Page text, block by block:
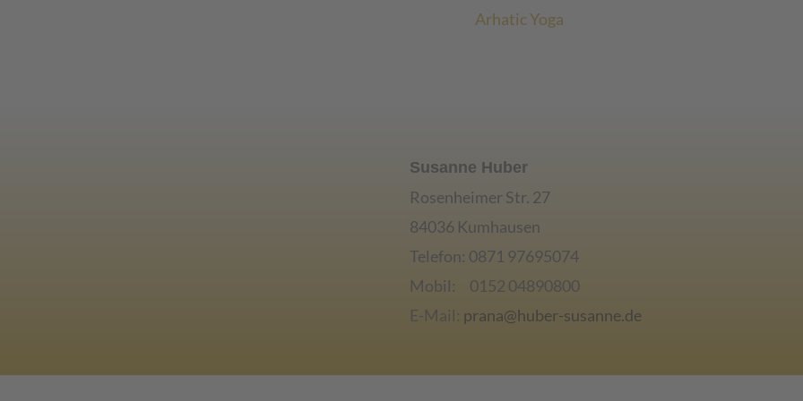
Arhatic Yoga
Susanne Huber
Rosenheimer Str. 27
84036 Kumhausen
Telefon: 0871 97695074
Mobil: 0152 04890800
E-Mail: prana@huber-susanne.de